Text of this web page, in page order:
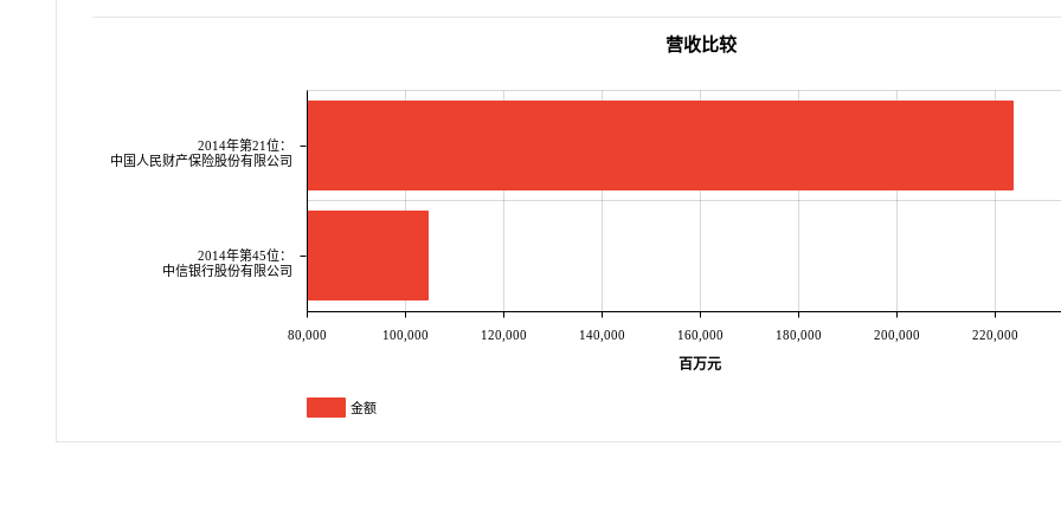
2014年第21位：
中国人民财产保险股份有限公司
2014年第45位：
中信银行股份有限公司
80,000 100,000 120,000 140,000 160,000 180,000 200,000 220,000
百万元
营收比较
金额